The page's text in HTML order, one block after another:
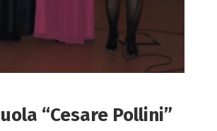
“Cesare Pollini”